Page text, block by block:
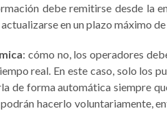
debe remitirse desde la
en un plazo máximo
: cómo no, los operadores
real. En este caso, solo los
de forma automática siempre
hacerlo voluntariamente,